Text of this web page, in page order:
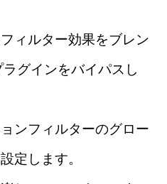
ィルター効果をブレン
グインをバイパスし
ンフィルターのグロー
定します。